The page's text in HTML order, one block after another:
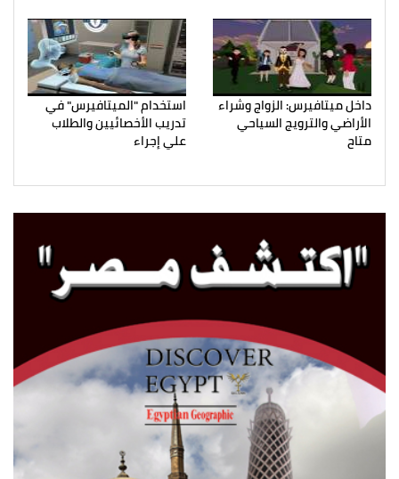
داخل ميتافيرس: الزواج وشراء
الأراضي والترويج السياحي
متاح
استخدام "الميتافيرس" في
تدريب الأخصائيين والطلاب
علي إجراء